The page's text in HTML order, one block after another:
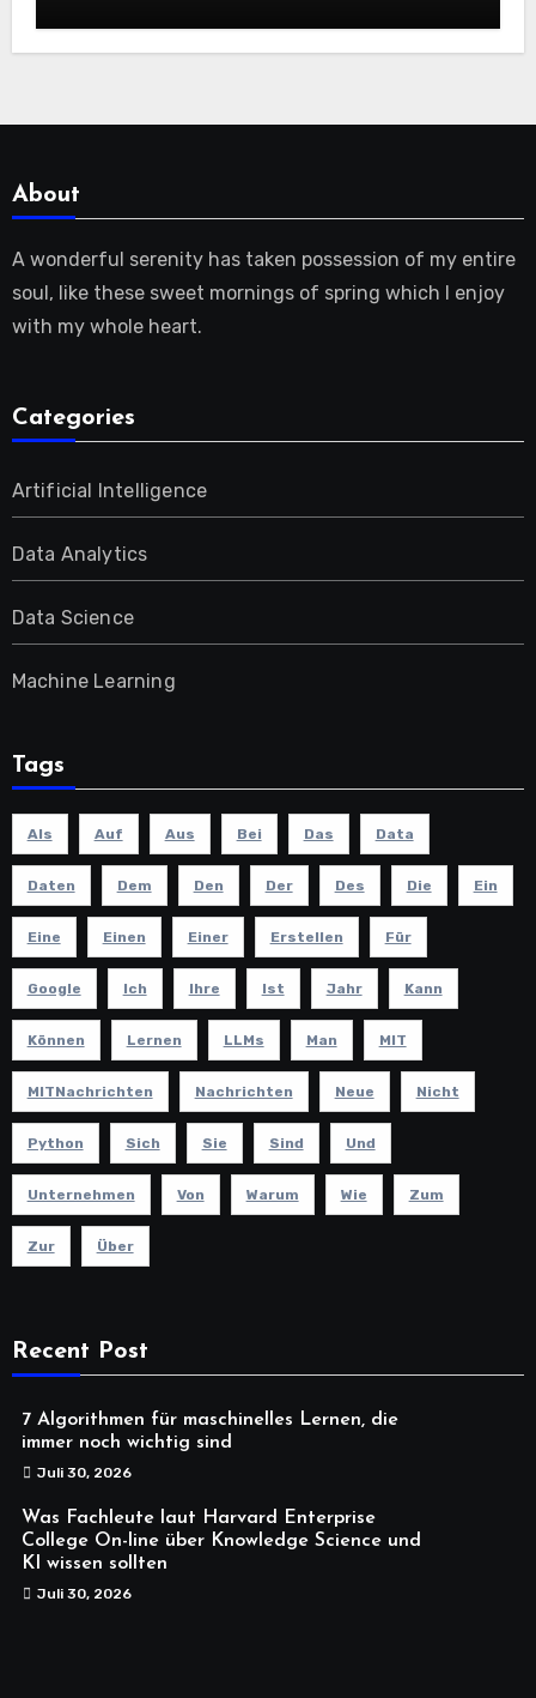
About
A wonderful serenity has taken possession of my entire
soul, like these sweet mornings of spring which I enjoy
with my whole heart.
Categories
Artificial Intelligence
Data Analytics
Data Science
Machine Learning
Tags
Als Auf Aus Bei Das Data
Daten Dem Den Der Des Die Ein
Eine Einen Einer Erstellen Für
Google Ich Ihre Ist Jahr Kann
Können Lernen LLMs Man MIT
MITNachrichten Nachrichten Neue Nicht
Python Sich Sie Sind Und
Unternehmen Von Warum Wie Zum
Zur Über
Recent Post
7 Algorithmen für maschinelles Lernen, die
immer noch wichtig sind
Juli 30, 2026
Was Fachleute laut Harvard Enterprise
College On-line über Knowledge Science und
KI wissen sollten
Juli 30, 2026